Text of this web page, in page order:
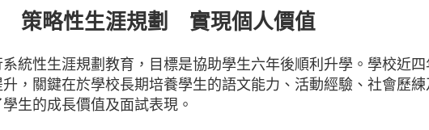
策略性生涯規劃 實現個人價值
統性生涯規劃教育，目標是協助學生六年後順利升學。學校近
，關鍵在於學校長期培養學生的語文能力、活動經驗、社會歷練
生的成長價值及面試表現。